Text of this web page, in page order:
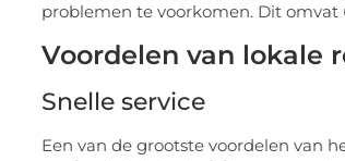
problemen te voorkomen. Dit omvat
Voordelen van lokale
Snelle service
Een van de grootste voordelen van